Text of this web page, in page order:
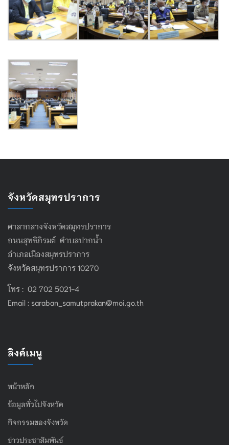
จังหวัดสมุทรปราการ
ศาลากลางจังหวัดสมุทรปราการ
ถนนสุทธิภิรมย์ ตำบลปากน้ำ
อำเภอเมืองสมุทรปราการ
จังหวัดสมุทรปราการ 10270
โทร : 02 702 5021-4
Email : saraban_samutprakan@moi.go.th
ลิงค์เมนู
หน้าหลัก
ข้อมูลทั่วไปจังหวัด
กิจกรรมของจังหวัด
ข่าวประชาสัมพันธ์